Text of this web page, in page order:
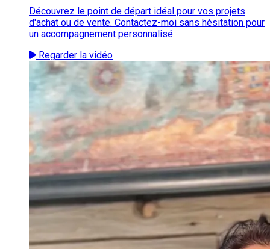
Découvrez le point de départ idéal pour vos projets
d'achat ou de vente. Contactez-moi sans hésitation pour
un accompagnement personnalisé.
Regarder la vidéo